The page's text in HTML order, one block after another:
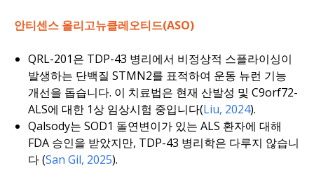
안티센스 올리고뉴클레오티드(ASO)
QRL-201은 TDP-43 병리에서 비정상적 스플라이싱이
발생하는 단백질 STMN2를 표적하여 운동 뉴런 기능
개선을 돕습니다. 이 치료법은 현재 산발성 및 C9orf72-
ALS에 대한 1상 임상시험 중입니다(Liu, 2024).
Qalsody는 SOD1 돌연변이가 있는 ALS 환자에 대해
FDA 승인을 받았지만, TDP-43 병리학은 다루지 않습니
다 (San Gil, 2025).